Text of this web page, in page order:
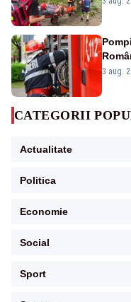
3 aug.
CATEGORII
Actualitate
Politica
Economie
Social
Sport